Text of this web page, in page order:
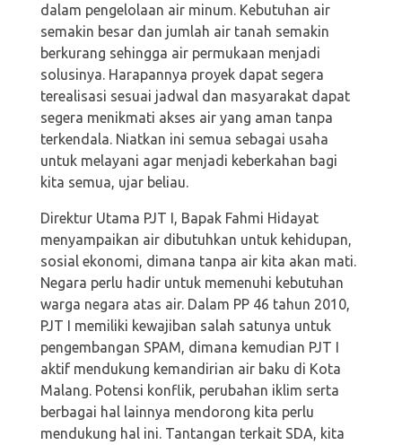
dalam pengelolaan air minum. Kebutuhan air
semakin besar dan jumlah air tanah semakin
berkurang sehingga air permukaan menjadi
solusinya. Harapannya proyek dapat segera
terealisasi sesuai jadwal dan masyarakat dapat
segera menikmati akses air yang aman tanpa
terkendala. Niatkan ini semua sebagai usaha
untuk melayani agar menjadi keberkahan bagi
kita semua, ujar beliau.
Direktur Utama PJT I, Bapak Fahmi Hidayat
menyampaikan air dibutuhkan untuk kehidupan,
sosial ekonomi, dimana tanpa air kita akan mati.
Negara perlu hadir untuk memenuhi kebutuhan
warga negara atas air. Dalam PP 46 tahun 2010,
PJT I memiliki kewajiban salah satunya untuk
pengembangan SPAM, dimana kemudian PJT I
aktif mendukung kemandirian air baku di Kota
Malang. Potensi konflik, perubahan iklim serta
berbagai hal lainnya mendorong kita perlu
mendukung hal ini. Tantangan terkait SDA, kita